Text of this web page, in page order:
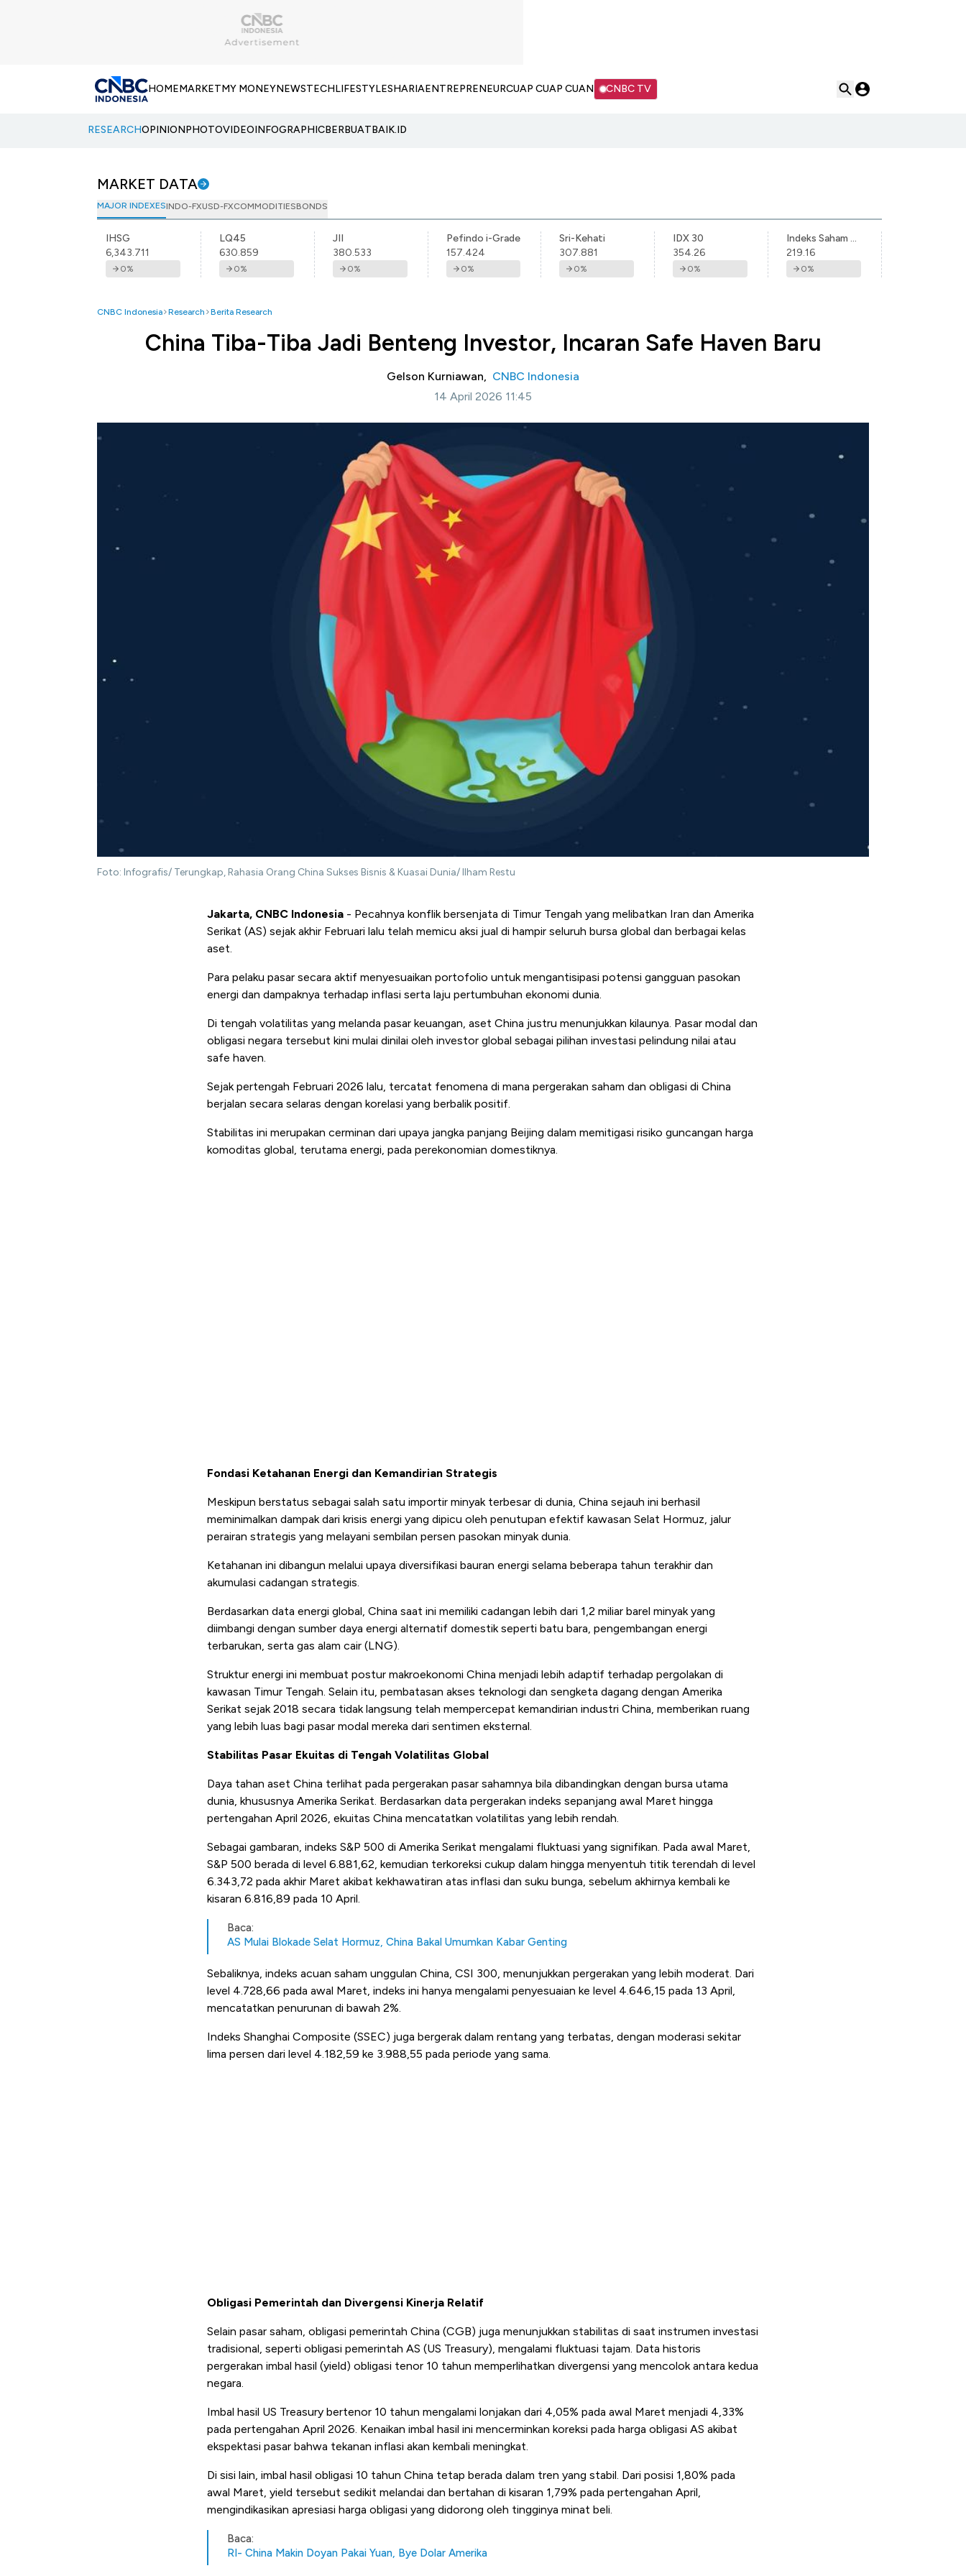
HOMEMARKETMY MONEYNEWSTECHLIFESTYLESHARIAENTREPRENEURCUAP CUAP CUAN CNBC TV
RESEARCHOPINIONPHOTOVIDEOINFOGRAPHICBERBUATBAIK.ID
MARKET DATA
MAJOR INDEXESINDO-FXUSD-FXCOMMODITIESBONDS
IHSG
6,343.711
0%
LQ45
630.859
0%
JII
380.533
0%
Pefindo i-Grade
157.424
0%
Sri-Kehati
307.881
0%
IDX 30
354.26
0%
Indeks Saham Syariah Indonesia
219.16
0%
CNBC Indonesia Research Berita Research
China Tiba-Tiba Jadi Benteng Investor, Incaran Safe Haven Baru
Gelson Kurniawan, CNBC Indonesia
14 April 2026 11:45
Foto: Infografis/ Terungkap, Rahasia Orang China Sukses Bisnis & Kuasai Dunia/ Ilham Restu
Jakarta, CNBC Indonesia - Pecahnya konflik bersenjata di Timur Tengah yang melibatkan Iran dan Amerika
Serikat (AS) sejak akhir Februari lalu telah memicu aksi jual di hampir seluruh bursa global dan berbagai kelas
aset.
Para pelaku pasar secara aktif menyesuaikan portofolio untuk mengantisipasi potensi gangguan pasokan
energi dan dampaknya terhadap inflasi serta laju pertumbuhan ekonomi dunia.
Di tengah volatilitas yang melanda pasar keuangan, aset China justru menunjukkan kilaunya. Pasar modal dan
obligasi negara tersebut kini mulai dinilai oleh investor global sebagai pilihan investasi pelindung nilai atau
safe haven.
Sejak pertengah Februari 2026 lalu, tercatat fenomena di mana pergerakan saham dan obligasi di China
berjalan secara selaras dengan korelasi yang berbalik positif.
Stabilitas ini merupakan cerminan dari upaya jangka panjang Beijing dalam memitigasi risiko guncangan harga
komoditas global, terutama energi, pada perekonomian domestiknya.
Fondasi Ketahanan Energi dan Kemandirian Strategis
Meskipun berstatus sebagai salah satu importir minyak terbesar di dunia, China sejauh ini berhasil
meminimalkan dampak dari krisis energi yang dipicu oleh penutupan efektif kawasan Selat Hormuz, jalur
perairan strategis yang melayani sembilan persen pasokan minyak dunia.
Ketahanan ini dibangun melalui upaya diversifikasi bauran energi selama beberapa tahun terakhir dan
akumulasi cadangan strategis.
Berdasarkan data energi global, China saat ini memiliki cadangan lebih dari 1,2 miliar barel minyak yang
diimbangi dengan sumber daya energi alternatif domestik seperti batu bara, pengembangan energi
terbarukan, serta gas alam cair (LNG).
Struktur energi ini membuat postur makroekonomi China menjadi lebih adaptif terhadap pergolakan di
kawasan Timur Tengah. Selain itu, pembatasan akses teknologi dan sengketa dagang dengan Amerika
Serikat sejak 2018 secara tidak langsung telah mempercepat kemandirian industri China, memberikan ruang
yang lebih luas bagi pasar modal mereka dari sentimen eksternal.
Stabilitas Pasar Ekuitas di Tengah Volatilitas Global
Daya tahan aset China terlihat pada pergerakan pasar sahamnya bila dibandingkan dengan bursa utama
dunia, khususnya Amerika Serikat. Berdasarkan data pergerakan indeks sepanjang awal Maret hingga
pertengahan April 2026, ekuitas China mencatatkan volatilitas yang lebih rendah.
Sebagai gambaran, indeks S&P 500 di Amerika Serikat mengalami fluktuasi yang signifikan. Pada awal Maret,
S&P 500 berada di level 6.881,62, kemudian terkoreksi cukup dalam hingga menyentuh titik terendah di level
6.343,72 pada akhir Maret akibat kekhawatiran atas inflasi dan suku bunga, sebelum akhirnya kembali ke
kisaran 6.816,89 pada 10 April.
Baca:
AS Mulai Blokade Selat Hormuz, China Bakal Umumkan Kabar Genting
Sebaliknya, indeks acuan saham unggulan China, CSI 300, menunjukkan pergerakan yang lebih moderat. Dari
level 4.728,66 pada awal Maret, indeks ini hanya mengalami penyesuaian ke level 4.646,15 pada 13 April,
mencatatkan penurunan di bawah 2%.
Indeks Shanghai Composite (SSEC) juga bergerak dalam rentang yang terbatas, dengan moderasi sekitar
lima persen dari level 4.182,59 ke 3.988,55 pada periode yang sama.
Obligasi Pemerintah dan Divergensi Kinerja Relatif
Selain pasar saham, obligasi pemerintah China (CGB) juga menunjukkan stabilitas di saat instrumen investasi
tradisional, seperti obligasi pemerintah AS (US Treasury), mengalami fluktuasi tajam. Data historis
pergerakan imbal hasil (yield) obligasi tenor 10 tahun memperlihatkan divergensi yang mencolok antara kedua
negara.
Imbal hasil US Treasury bertenor 10 tahun mengalami lonjakan dari 4,05% pada awal Maret menjadi 4,33%
pada pertengahan April 2026. Kenaikan imbal hasil ini mencerminkan koreksi pada harga obligasi AS akibat
ekspektasi pasar bahwa tekanan inflasi akan kembali meningkat.
Di sisi lain, imbal hasil obligasi 10 tahun China tetap berada dalam tren yang stabil. Dari posisi 1,80% pada
awal Maret, yield tersebut sedikit melandai dan bertahan di kisaran 1,79% pada pertengahan April,
mengindikasikan apresiasi harga obligasi yang didorong oleh tingginya minat beli.
Baca:
RI- China Makin Doyan Pakai Yuan, Bye Dolar Amerika